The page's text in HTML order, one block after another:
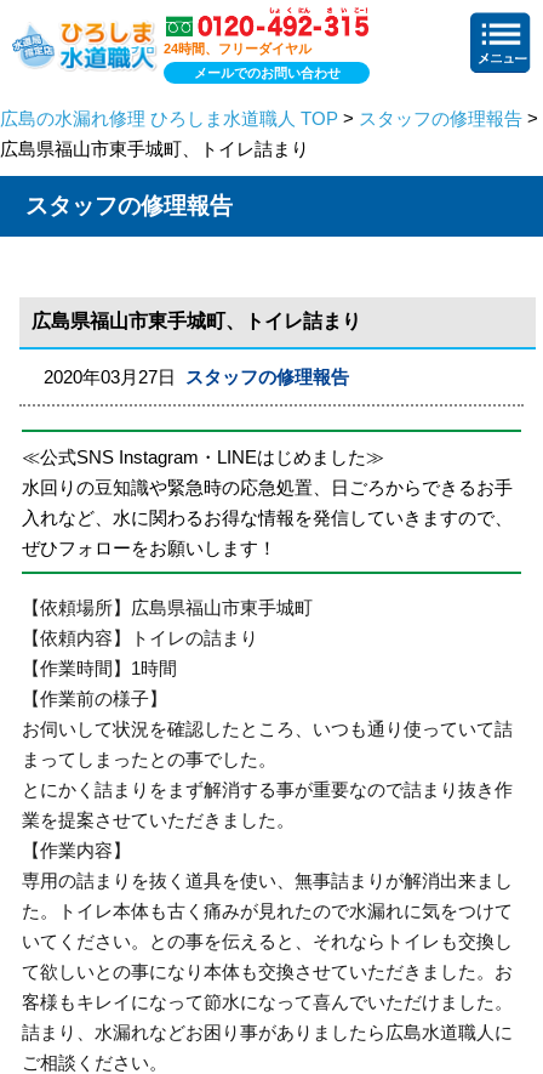
24時間、フリーダイヤル
メールでのお問い合わせ
広島の水漏れ修理 ひろしま水道職人 TOP > スタッフの修理報告 >
広島県福山市東手城町、トイレ詰まり
スタッフの修理報告
広島県福山市東手城町、トイレ詰まり
2020年03月27日 スタッフの修理報告
≪公式SNS Instagram・LINEはじめました≫
水回りの豆知識や緊急時の応急処置、日ごろからできるお手
入れなど、水に関わるお得な情報を発信していきますので、
ぜひフォローをお願いします！
【依頼場所】広島県福山市東手城町
【依頼内容】トイレの詰まり
【作業時間】1時間
【作業前の様子】
お伺いして状況を確認したところ、いつも通り使っていて詰
まってしまったとの事でした。
とにかく詰まりをまず解消する事が重要なので詰まり抜き作
業を提案させていただきました。
【作業内容】
専用の詰まりを抜く道具を使い、無事詰まりが解消出来まし
た。トイレ本体も古く痛みが見れたので水漏れに気をつけて
いてください。との事を伝えると、それならトイレも交換し
て欲しいとの事になり本体も交換させていただきました。お
客様もキレイになって節水になって喜んでいただけました。
詰まり、水漏れなどお困り事がありましたら広島水道職人に
ご相談ください。